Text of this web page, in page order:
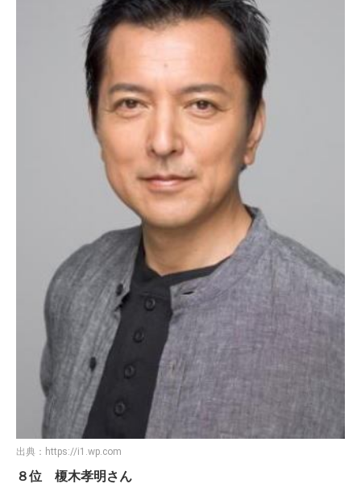
出典： https://i1.wp.com
８位 榎木孝明さん